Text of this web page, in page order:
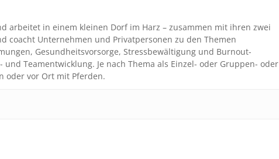
arbeitet in einem kleinen Dorf im Harz – zusammen mit ihren zwei
coacht Unternehmen und Privatpersonen zu den Themen
Gesundheitsvorsorge, Stressbewältigung und Burnout-
Teamentwicklung. Je nach Thema als Einzel- oder Gruppen- oder
oder vor Ort mit Pferden.